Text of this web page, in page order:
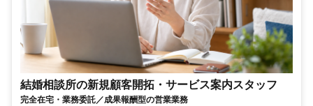
結婚相談所の新規顧客開拓・サービス案内スタッフ
完全在宅・業務委託／成果報酬型の営業業務